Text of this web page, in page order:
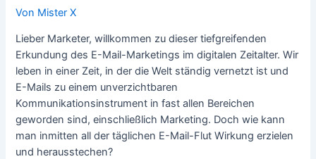
Von Mister X
Lieber Marketer, willkommen zu dieser tiefgreifenden
Erkundung des E-Mail-Marketings im digitalen Zeitalter. Wir
leben in einer Zeit, in der die Welt ständig vernetzt ist und
E-Mails zu einem unverzichtbaren
Kommunikationsinstrument in fast allen Bereichen
geworden sind, einschließlich Marketing. Doch wie kann
man inmitten all der täglichen E-Mail-Flut Wirkung erzielen
und herausstechen?